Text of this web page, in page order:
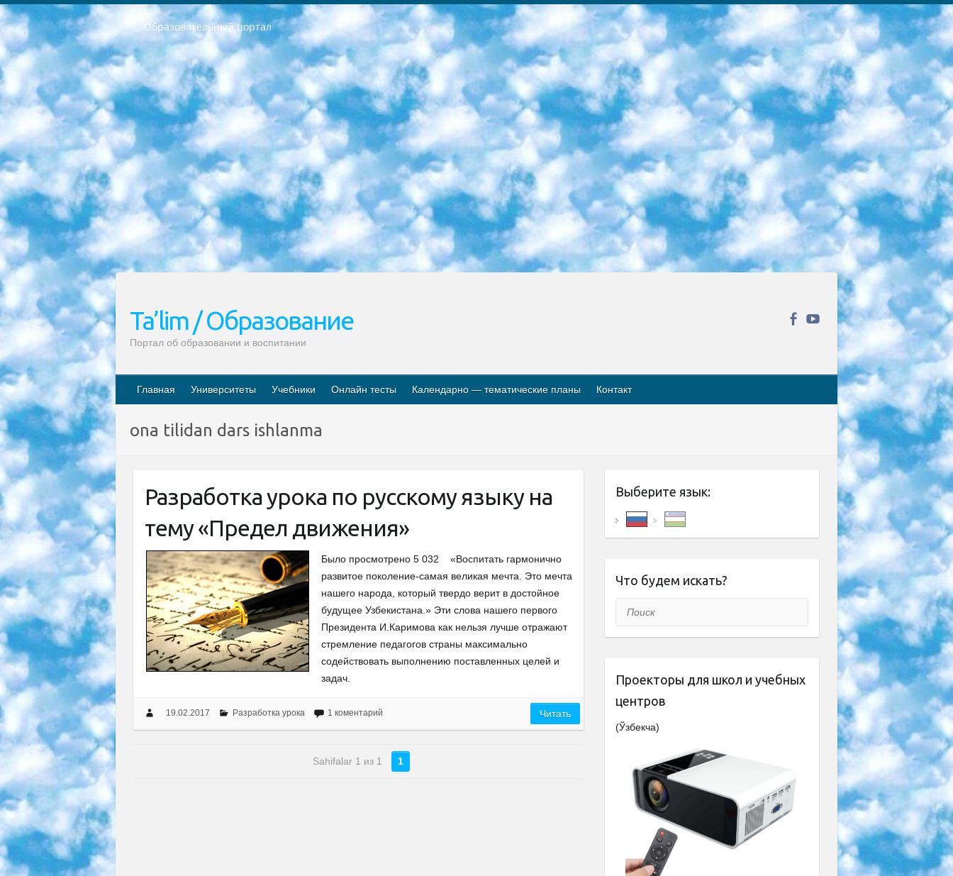
Образовательный портал
РЕСПУБЛИКА УЗБЕКИСТАН МИНИСТРЕРСТВО ДОШКОЛЬНОГО И ШКОЛЬНОГО ОБРАЗОВАНИЯ КОМАНДА в общеобразовательных учреждениях в 2023-2024 учебном году организация и проведение итоговой государственной аттестации обучающихся о Министра дошкольного и школьного образования Республики Узбекистан от 4 марта 2008 года (постановлением Минюста от 20 марта 2008 года № 1778 государственной регистрации) «Итоговое состояние учащихся общего среднего образования на основании положения об утверждении положения об аттестации общего среднего образования выпускной экзамен студентов в образовательных учреждениях в 2023-2024 учебном году В целях организации и прохождения аттестации приказываю: 1. Следующее: перечень предметов, по которым будет проводиться итоговая государственная аттестация и экзамен формы перевода согласно приложению 1; сертификаты международного образца, оценивающие уровень владения иностранными языками перечень согласно приложению 2; 2. Педагогический при специализированных образовательных учреждениях. научно-практический центр квалификации и международной оценки (Д.Давидова) 2024 г. До 25 марта: задания по предметам, по которым будет проводиться итоговая аттестация разработка и утверждение технических условий; итоговая аттестация на основании разработанного предметного задания разработка вопросов по предметам (устно и письменно), экзамен передача; общеобразовательные средние школы и специальные учебные заведения учащиеся выпускных классов школ и интернатов в агентской системе подготовка базы данных экзаменационных материалов и критериев оценки; перевод базы экзаменационных материалов на все языки обучения подать в Республиканский образовательный центр для изготовления; варианты экзаменов на основе разработанных контрольных материалов пусть будут поставлены задачи формирования. 3. Республиканский образовательный центр (Ш.Худайкулов) до 5 апреля 2024 года. до: база данных предоставленных экзаменационных материалов на все языки обучения перевод и экспертиза; для слепых, слабовидящих, глухих, слабослышащих и умственно отсталых детей учащиеся выпускных классов специализированных школ и школ-интернатов база данных экзаменационных материалов на всех преподаваемых языках подготовка критериев оценки; специализированные школы для умственно отсталых детей и технологии для учащихся выпускных классов школ-интернатов разработка соответствующих рекомендаций и критериев проведения ЕГЭ по естествознанию давать задания. 4. Педагогический при специализированных образовательных учреждениях. Научно-практический центр навыков и международной оценки (Д.Давидова), Республика образовательный центр (Худайкулов Ш.) итоговый государственный аттестационный экзамен ориентирован на творческое и логическое мышление при подготовке базы материалов учитывать введение заданий. 5. Следует отметить, что: сертификат государственного образца о знании общеобразовательного предмета и как минимум национальный уровень B1 по предметам на иностранных языках, указанным в Приложении 2. или международно признанный сертификат эквивалентного уровня студенты, изучающие определенный предмет, освобождаются от экзамена; по соответствующим предметам запланирована итоговая государственная аттестация за день до дня, путем жеребьевки Рабочей группой (в письменной форме по предметам, проводимым в форме) из числа сформированных вариантов выбрано 2 варианта; 2 выбранных варианта экзамена анонсированы на официальном сайте министерства и все выпускники по всей стране на основе этих вариантов проводит итоговую государственную аттестацию. 6. Государственное образование учащихся средних общеобразовательных учреждений. знания в соответствии с квалификационными требованиями, которые необходимо приобрести на основании стандартов итоговый (выпускной) контроль для 9 и 11 классов в целях тестирования Экзамены (далее – экзамены) состоят из предметов, перечисленных в приложении 1. будет сделано. 7. Экзамены пройдут с 26 мая по 15 июня 2024 г. (кроме науки физического воспитания). 8. Физическая для учащихся 9 классов общесредних образовательных учреждений. Экзамены по предмету «Образование, квалификация медицина» 1-6 мая 2024 года. сотрудники перевести под присмотр (с отклонениями в физическом или умственном развитии) специализированная школа для детей, школы-интернаты и со сколиозом школы-интернаты санаторного типа для больных детей исключены). 9. Он был слепым, слабовидящим и имел нарушения опорно-двигательного аппарата. экзамены в специализированных школах и интернатах для детей должны проводиться исходя из требований, предъявляемых к общеобразовательным учреждениям (физкультура кроме науки). 10. Специализированная школа для глухих и слабослышащих детей. и экзамены в интернатах и быть реализован в виде письменного теста по математике. 11. Специальность для умственно отсталых детей. Для 9 класса Родной язык и литературное письмо Государственный язык (язык обучения – узбекский). для неклассов) написано Математическое письмо Письменная/устная история Узбекистана Физическое воспитание практично Итоговый контроль Для 11 класса Написание родного языка и литературы (эссе) Математическое письмо Узбекский язык (обучение на узбекском языке) не посещающее общее среднее образование для учреждений)/Образовательное учреждение выбор письменный и устный Иностранный язык письменный/устный Письменная/устная история Узбекистана *По выбору студента:  Химия  Физика  Основы государственного права  География 10 бесплатных образовательных ресурсов - Мы составили подборку онлайн-проектов с интерактивными упражнениями, видеолекциями и статьями. Они помогут вам обрести новые и освежить старые знания бесплатно. 1. «ИНТУИТ» Старейшая образовательная площадка Рунета. Здесь вы найдёте сотни текстовых и видеокурсов на десятки различных тем — от программирования до психологии. Многие курсы подготовлены российскими университетами и крупными международными компаниями вроде Intel и Microsoft. Самостоятельное обучение бесплатное, но желающие могут оплатить услуги персональных наставников. 2. «Смартия» знакомит с актуальными профессиями и подсказывает, как им обучаться. Выбрав заинтересовавшую вас специальность — SMM-специалист, фотограф, веб-дизайнер или другую, — увидите список необходимых для неё умений. Чтобы вы могли освоить их самостоятельно, для каждого умения площадка отображает подборку ссылок на учебные материалы. Хотя «Смартия» ориентируется на русскоязычную аудиторию, часть контента всё же доступна только на английском. 3. «Лекторий Физтеха» Проект Московского физико-технического института (Физтеха). С его помощью вы можете смотреть онлайн серии лекций, записанные на видео в этом вузе. В числе доступных предметов — физика, биология, химия, информационные технологии и другие. К некоторым лекциям администрация ресурса прилагает готовые конспекты, которые можно скачивать в PDF-формате. 4. ITMOcourses Онлайн-площадка Санкт-Петербургского национального исследовательского университета информационных технологий, механики и оптики (ИТМО). Ресурс предоставляет свободный доступ к курсам, разработанным в этом вузе. Каталог материалов разбит на четыре категории: «Оптические системы и технологии», «Приборостроение и робототехника», «Информационные технологии» и «Биотехнологии». Курсы состоят из видеолекций, интерактивных демонстраций и заданий. 5. «КиберЛенинка» Электронная научная библиотека открытого доступа. Каталог площадки регулярно обрастает текстами статей из различных научных изданий. Сгруппированные по журналам и рубрикам публикации можно читать онлайн или скачивать целиком в PDF-формате. Проект нацелен на популяризацию науки за счёт открытого доступа к качественной информации. 6. «ПостНаука» На этом ресурсе публикуют подборки видеолекций, составленные экспертами из разных отраслей и объединённые общими темами. Среди них, к примеру, есть серии «Биоинформатика и геномика», «Культура средневековой Скандинавии» и Cinema Studies о теории кино. Каждая подборка лекций — логически связанная история, рассказанная экспертом от первого лица. Кроме того, на сайте появляются научно-образовательные статьи и тесты на разные темы. 7. «Newочём» Команда проекта «Newочём» отбирает самые интересные тексты из англоязычных СМИ и переводит те из них, за которые голосуют участники сообщества «ВКонтакте». По большей части это научно-популярные статьи. Редакторы придумывают лишь заголовки, в остальном содержание переводов соответствует оригиналам. Полные тексты можно читать прямо в социальной сети. 8. InternetUrok Онлайн-база материалов по основным дисциплинам школьной программы. Информация на сайте структурирована по классам, предметам и темам (урокам). Каждый урок состоит из видеолекций и конспектов. Есть также интерактивные тренажёры и тесты для закрепления пройденного материала. Даже если вы давно окончили школу, возможность повторить программу старших классов всегда может пригодиться. 9. Edutainme Ещё один ресурс об образовании. В отличие от Newtonew, как мне кажется, Edutainme больше ориентируется на представителей индустрии: педагогов, предпринимателей, разработчиков образовательных проектов. Но и любой, кто просто стремится к саморазвитию, найдёт на сайте много полезного и интересного для себя. Например, информацию о новых курсах и образовательных сервисах. 10. Newtonew Онлайн-медиа об образовании и обучении в широком смысле. Авторы Newtonew пишут об инструментах, заведениях, тактиках и стратегиях, которые помогают учить других и получать новые знания самостоятельно. На этой площадке вы найдёте новости, обзоры, аналитические мат
Ta’lim / Образование
Портал об образовании и воспитании
Главная Университеты Учебники Онлайн тесты Календарно — тематические планы Контакт
ona tilidan dars ishlanma
Разработка урока по русскому языку на
тему «Предел движения»
Было просмотрено 5 032 «Воспитать гармонично
развитое поколение-самая великая мечта. Это мечта
нашего народа, который твердо верит в достойное
будущее Узбекистана.» Эти слова нашего первого
Президента И.Каримова как нельзя лучше отражают
стремление педагогов страны максимально
содействовать выполнению поставленных целей и
задач.
19.02.2017 Разработка урока 1 коментарий Читать
Sahifalar 1 из 1 1
Выберите язык:
Что будем искать?
Поиск
Проекторы для школ и учебных
центров
(Ўзбекча)